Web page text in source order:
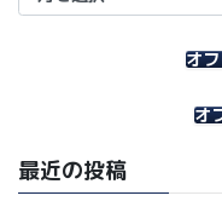
オ
オ
最近の投稿